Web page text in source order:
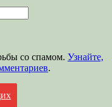
со спамом. Узнайте,
.